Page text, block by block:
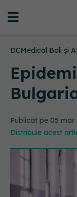
DCMedical›Boli și
Publicat pe 05 mar
Distribuie acest